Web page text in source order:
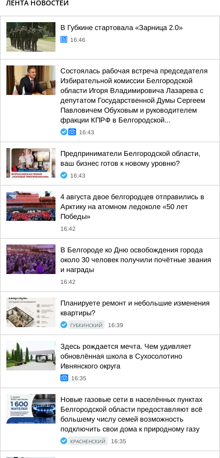
ЛЕНТА НОВОСТЕЙ
В Губкине стартовала «Зарница 2.0»
16:46
Состоялась рабочая встреча председателя
Избирательной комиссии Белгородской
области Игоря Владимировича Лазарева с
депутатом Государственной Думы Сергеем
Павловичем Обуховым и руководителем
фракции КПРФ в Белгородской...
16:43
Предприниматели Белгородской области,
ваш бизнес готов к новому уровню?
16:43
4 августа двое белгородцев отправились в
Арктику на атомном ледоколе «50 лет
Победы»
16:42
В Белгороде ко Дню освобождения города
около 30 человек получили почётные звания
и награды
16:42
Планируете ремонт и небольшие изменения
квартиры?
ГУБКИНСКИЙ 16:39
Здесь рождается мечта. Чем удивляет
обновлённая школа в Сухосолотино
Ивнянского округа
16:35
Новые газовые сети в населённых пунктах
Белгородской области предоставляют всё
большему числу семей возможность
подключить свои дома к природному газу
КРАСНЕНСКИЙ 16:35